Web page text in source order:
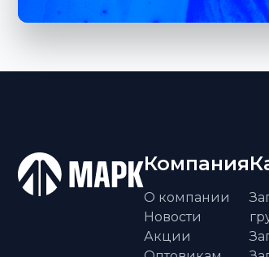
Компания
О компании
Новости
Акции